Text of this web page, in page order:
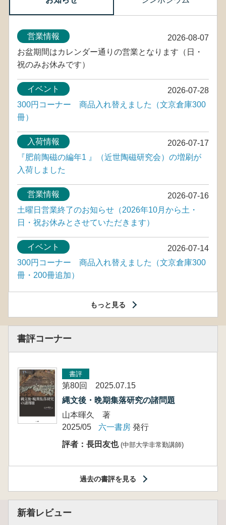
2026-08-07
営業情報
お盆期間はカレンダー通りの営業となります（日・
祝のみお休みです）
2026-07-28
イベント
300円コーナー 商品入れ替えました（文京倉庫300
冊）
2026-07-17
入荷情報
『肥前陶磁の編年1 』（近世陶磁研究会）の増刷が
入荷しました
2026-07-16
営業情報
土曜日営業終了のお知らせ（2026年10月から土・
日・祝お休みとさせていただきます）
2026-07-14
イベント
300円コーナー 商品入れ替えました（文京倉庫300
冊・200冊追加）
もっと見る
書評コーナー
書評
第80回 2025.07.15
縄文後・晩期集落研究の諸問題
山本暉久 著
2025/05
六一書房 発行
評者：長田友也 (中部大学非常勤講師)
過去の書評を見る
新着レビュー